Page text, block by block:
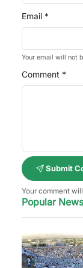
Email *
Your email will not
Comment *
Submit
Your comment
Popular News